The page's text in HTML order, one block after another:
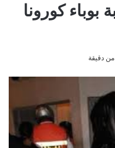
بوباء كورونا
دقيقة